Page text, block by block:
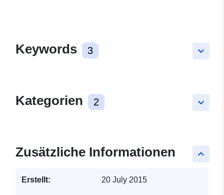
keyboard_arrow_down
Keywords 3
keyboard_arrow_down
Kategorien 2
keyboard_arrow_up
Zusätzliche Informationen
Erstellt: 20 July 2015